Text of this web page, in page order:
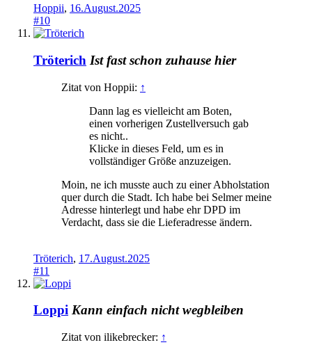
Hoppii, 16.August.2025
#10
Tröterich Ist fast schon zuhause hier
Zitat von Hoppii: ↑
Dann lag es vielleicht am Boten,
einen vorherigen Zustellversuch gab
es nicht..
Klicke in dieses Feld, um es in
vollständiger Größe anzuzeigen.
Moin, ne ich musste auch zu einer Abholstation
quer durch die Stadt. Ich habe bei Selmer meine
Adresse hinterlegt und habe ehr DPD im
Verdacht, dass sie die Lieferadresse ändern.
Tröterich, 17.August.2025
#11
Loppi Kann einfach nicht wegbleiben
Zitat von ilikebrecker: ↑